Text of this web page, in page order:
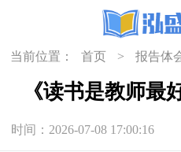
当前位置： 首页 > 报告体
《读书是教师最
时间：2026-07-08 17:00:16